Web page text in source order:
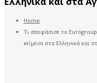
Home
Τι αποφάσισε το
κείμενο στα Ελληνικά και